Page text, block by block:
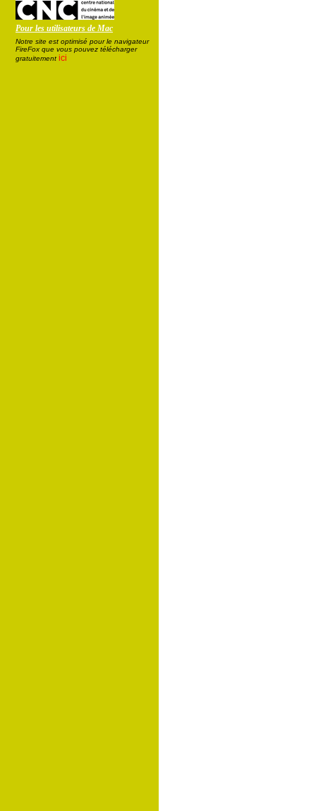
Pour les utilisateurs de Mac
Notre site est optimisé pour le navigateur
FireFox que vous pouvez télécharger
gratuitement ici